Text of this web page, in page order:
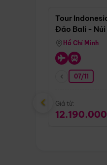
Tour
Đảo Bali -
Penglipuran
Hồ Chí Minh
07/11
Giá từ:
‹